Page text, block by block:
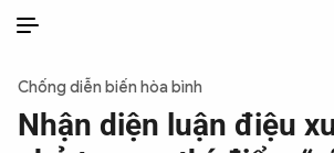
THỜI SỰ
Chống diễn biến hòa bình
Nhận diện luận điệu